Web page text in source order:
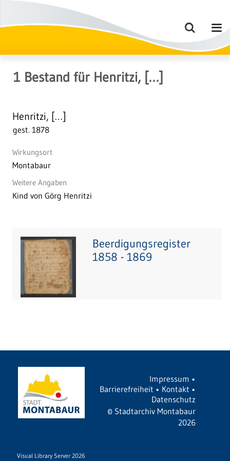
1 Bestand für Henritzi, […]
Henritzi, […]
gest. 1878
Wirkungsort
Montabaur
Weitere Angaben
Kind von Görg Henritzi
Beerdigungsregister
1858 - 1869
Impressum •
Barrierefreiheit • Kontakt •
Datenschutz
© Stadtarchiv Montabaur
2026
Visual Library Server 2026